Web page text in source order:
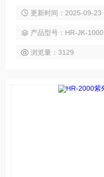
更新时间：2025-09-23
产品型号：HR-JK-1000
浏览量：3129